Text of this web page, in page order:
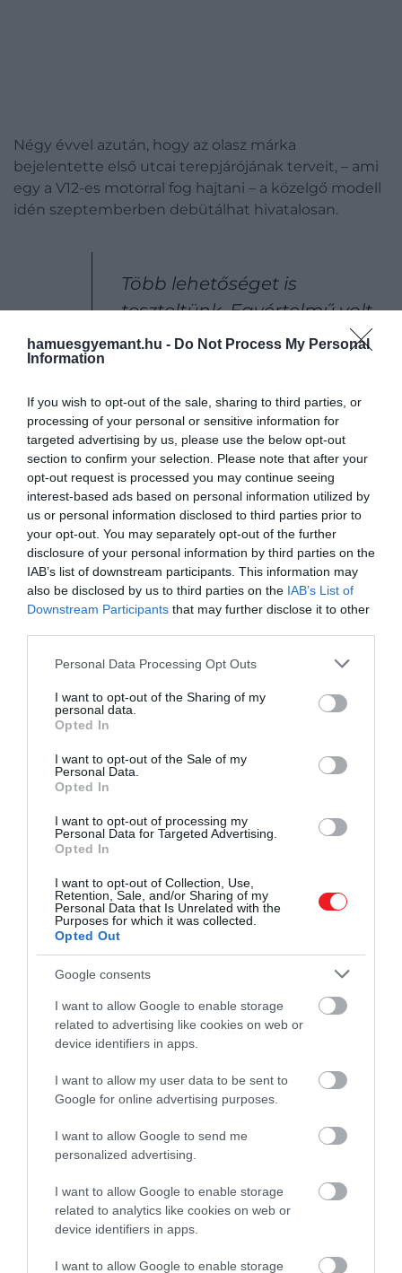
hamuesgyemant.hu - Do Not Process My Personal
Information
If you wish to opt-out of the sale, sharing to third parties, or
processing of your personal or sensitive information for
targeted advertising by us, please use the below opt-out
section to confirm your selection. Please note that after your
opt-out request is processed you may continue seeing
interest-based ads based on personal information utilized by
us or personal information disclosed to third parties prior to
your opt-out. You may separately opt-out of the further
disclosure of your personal information by third parties on the
IAB’s list of downstream participants. This information may
also be disclosed by us to third parties on the IAB’s List of
Downstream Participants that may further disclose it to other
Please note that this website/app uses one or more Google
not limited to your visit or usage behaviour. You may click to
grant or deny consent to Google and its third-party tags to
use your data for below specified purposes in below Google
consent section.
Personal Data Processing Opt Outs
I want to opt-out of the Sharing of my
personal data.
Opted In
I want to opt-out of the Sale of my
Personal Data.
Opted In
I want to opt-out of processing my
Personal Data for Targeted Advertising.
Opted In
I want to opt-out of Collection, Use,
Retention, Sale, and/or Sharing of my
Personal Data that Is Unrelated with the
Purposes for which it was collected.
Opted Out
Google consents
I want to allow Google to enable storage
related to advertising like cookies on web or
device identifiers in apps.
I want to allow my user data to be sent to
Google for online advertising purposes.
I want to allow Google to send me
personalized advertising.
I want to allow Google to enable storage
related to analytics like cookies on web or
device identifiers in apps.
I want to allow Google to enable storage
Négy évvel azután, hogy az olasz márka
bejelentette első utcai terepjárójának terveit, – ami
egy a V12-es motorral fog hajtani – a közelgő modell
idén szeptemberben debütálhat hivatalosan.
Több lehetőséget is
teszteltünk. Egyértelmű volt,
hogy a V-12-es a teljesítmény
nyújtani tud, az a megfelelő
opció a piac számára
– mondtaBenedetto Vigna, a Ferrari
vezérigazgatója.
A hír pedig a márka rajongóit nem érhette teljesen
váratlanul. A korábbi spekulációk mellett a Ferrari
nemrég egy videót is közzétett a közösségi
járművel kecsegtetett.
A Purosangue, bár radikálisan eltér a márkától,
megpróbál majd megfelelni a sportkocsik
hogy megtudjuk, pontosan milyen erős a motor.
hengeres szívómotorja 818 lóerőt teljesít. Ennek
ellenére nincs garancia arra, hogy a Purosangue-nál
lesz a W-12-es Bentley Bentayga és a V8-as Aston
Martin DBX és Lamborghini Urus motorokkal.
Hogy a Purosangue siker lesz-e, óriási kérdőjel, de a
Ferrari ettől függetlenül elsősorban sportautó-
gyártó marad. A márka bejelentette, hogy a SUV az
éves szállításainak legfeljebb 20 százalékát teszi
majd ki, ami nem csak az első néhány évben,
Nyitókép: Ferrari
FERRARI AUTÓ TEREPJÁRÓ PÉNZ
2026. JÚLIUS 18. ● PÉNZ
Alig maradt belőlük: 3 egykor népszerű
autómárka tűnik el a…
2026. AUGUSZTUS 3. ● PÉNZ
Olcsó kisautó előzte meg a Teslát – ezek a